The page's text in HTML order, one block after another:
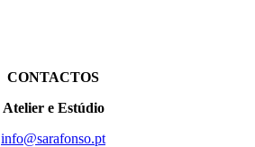
CONTACTOS
Atelier e Estúdio
info@sarafonso.pt